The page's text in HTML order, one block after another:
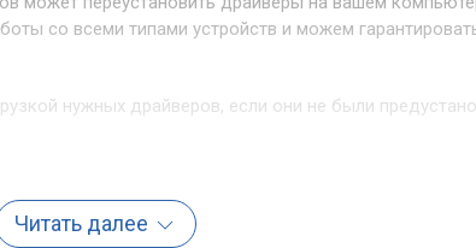
со всеми типами устройств и можем
нужных драйверов, если они не были
7, ваш компьютер будет функционировать более
Читать далее